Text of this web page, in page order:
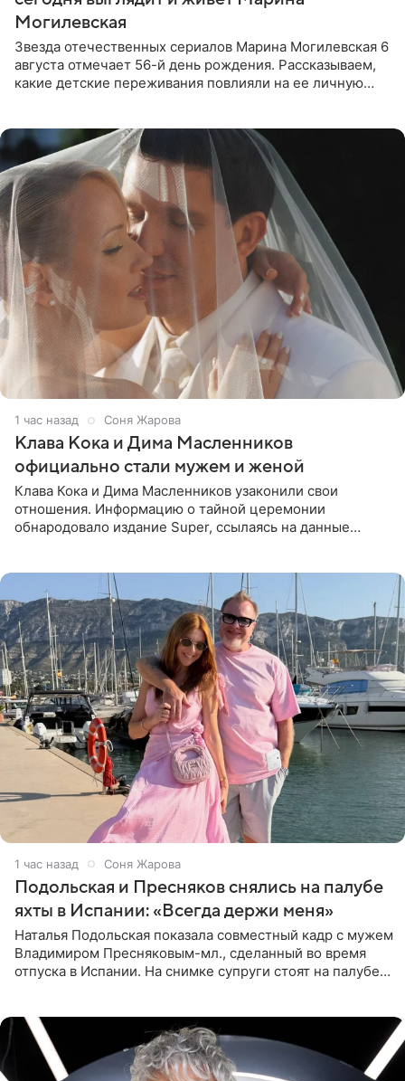
Могилевская
Звезда отечественных сериалов Марина Могилевская 6
августа отмечает 56-й день рождения. Рассказываем,
какие детские переживания повлияли на ее личную
1 час назад Соня Жарова
Клава Кока и Дима Масленников
официально стали мужем и женой
Клава Кока и Дима Масленников узаконили свои
отношения. Информацию о тайной церемонии
обнародовало издание Super, ссылаясь на данные
1 час назад Соня Жарова
Подольская и Пресняков снялись на палубе
яхты в Испании: «Всегда держи меня»
Наталья Подольская показала совместный кадр с мужем
Владимиром Пресняковым-мл., сделанный во время
отпуска в Испании. На снимке супруги стоят на палубе